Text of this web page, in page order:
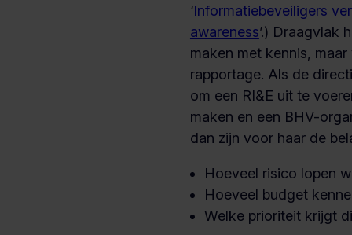
‘Informatiebeveiligers
awareness’.) Draagvlak
maken met kennis,
rapportage. Als de
om een RI&E uit te
maken en een BHV-
dan zijn voor haar de
Hoeveel risico lopen
Hoeveel budget
Welke prioriteit krijgt